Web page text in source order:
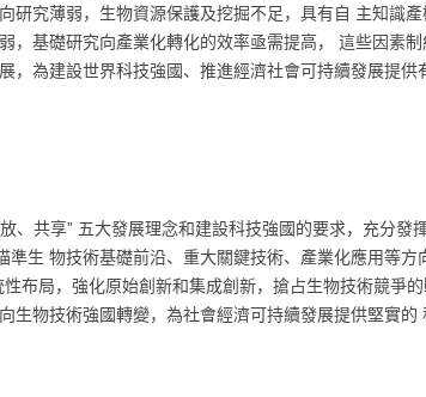
研究薄弱，生物資源保護及挖掘不足，具有自 主知識
，基礎研究向產業化轉化的效率亟需提高， 這些因素
為建設世界科技強國、推進經濟社會可持續發展提供
、共享” 五大發展理念和建設科技強國的要求，充分發
生 物技術基礎前沿、重大關鍵技術、產業化應用等方
布局，強化原始創新和集成創新，搶占生物技術競爭
物技術強國轉變，為社會經濟可持續發展提供堅實的